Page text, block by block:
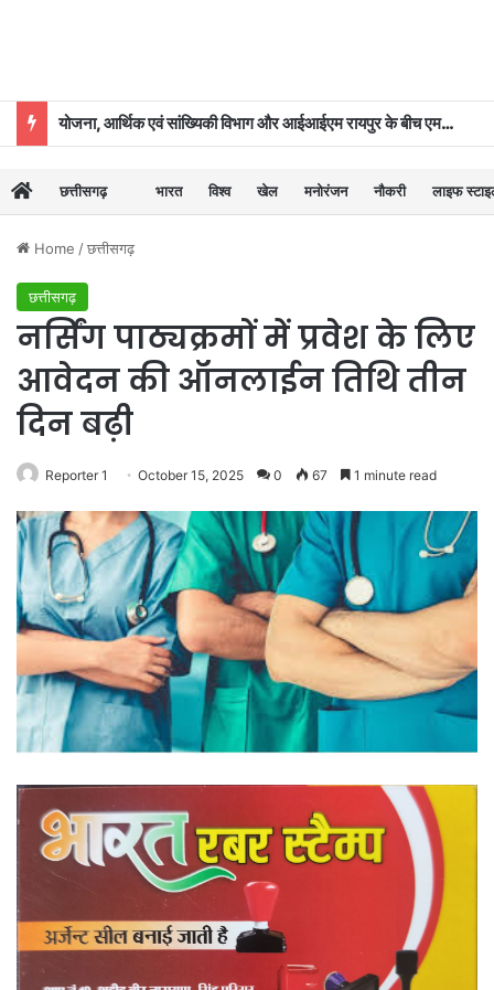
योजना, आर्थिक एवं सांख्यिकी विभाग और आईआईएम रायपुर के बीच एमओयू
छत्तीसगढ़ भारत विश्व खेल मनोरंजन नौकरी लाइफ
Home /छत्तीसगढ़
छत्तीसगढ़
नर्सिंग पाठ्यक्रमों में प्रवेश के लिए
आवेदन की ऑनलाईन तिथि तीन
दिन बढ़ी
Reporter 1 October 15, 2025 0 67 1 minute read